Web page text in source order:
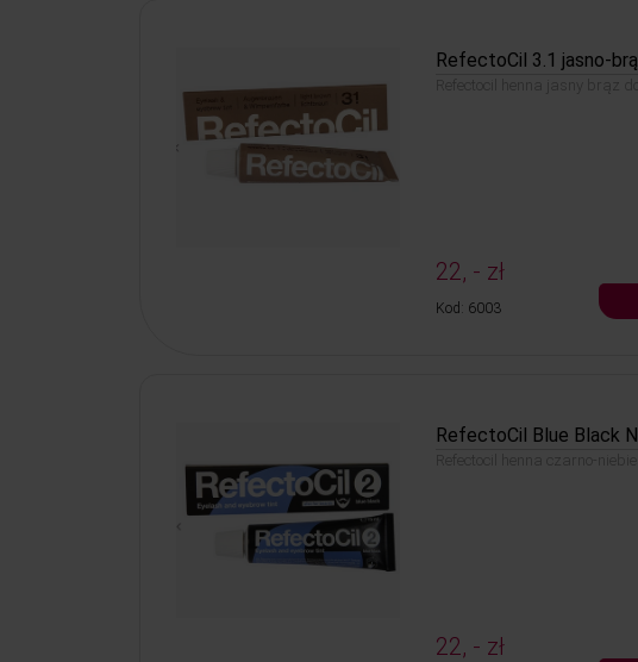
RefectoCil 3.1 jasno-
Refectocil henna jasny brąz
22, - zł
Kod: 6003
RefectoCil Blue Black
Refectocil henna czarno-
22, - zł